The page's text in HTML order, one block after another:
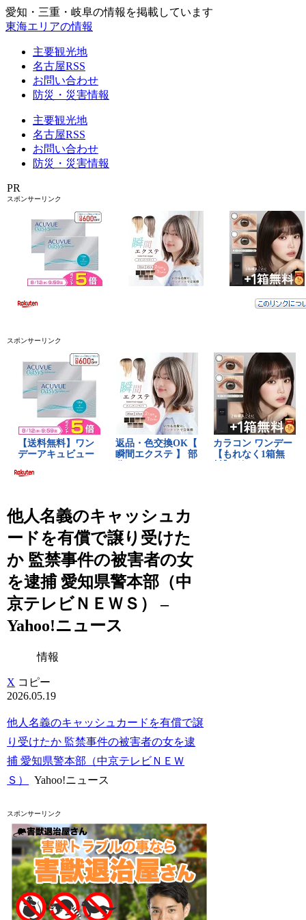
愛知・三重・岐阜の情報を掲載しています
東海エリアの情報
主要観光地
名古屋RSS
お問い合わせ
防災・災害情報
主要観光地
名古屋RSS
お問い合わせ
防災・災害情報
PR
スポンサーリンク
スポンサーリンク
他人名義のキャッシュカ
ードを有償で譲り受けた
か 監禁事件の被害者の女
を逮捕 愛知県警本部（中
京テレビＮＥＷＳ） –
Yahoo!ニュース
情報
X コピー
2026.05.19
他人名義のキャッシュカードを有償で譲
り受けたか 監禁事件の被害者の女を逮
捕 愛知県警本部（中京テレビＮＥＷ
Ｓ）
Yahoo!ニュース
スポンサーリンク